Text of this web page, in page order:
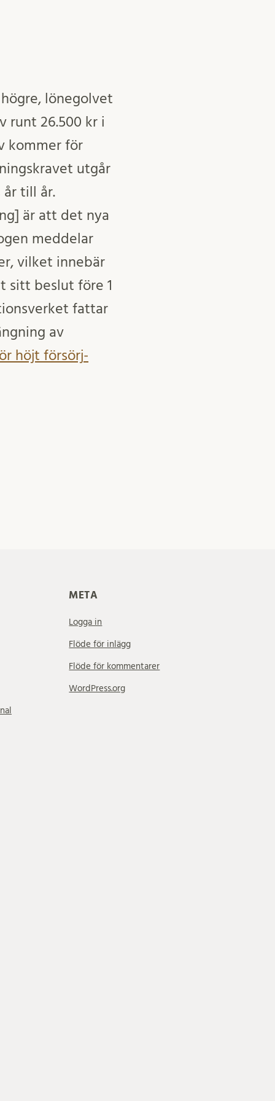
lönegolvet
runt 26.500 kr i
kommer för
utgår
år till år.
är att det nya
meddelar
vilket innebär
sitt beslut före 1
fattar
av
höjt försörj­
META
Logga in
Flöde för inlägg
Flöde för kommentarer
WordPress.org